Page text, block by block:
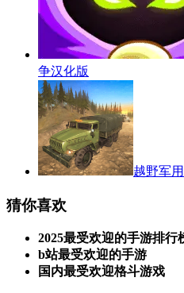
争汉化版
越野军
猜你喜欢
2025最受欢迎的手游排行
b站最受欢迎的手游
国内最受欢迎格斗游戏